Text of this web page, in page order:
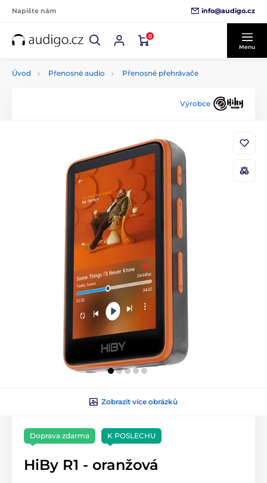
Napište nám info@audigo.cz
0
Menu
Úvod Přenosné audio Přenosné přehrávače
Výrobce
Zobrazit více obrázků
Doprava zdarma K POSLECHU
HiBy R1 - oranžová